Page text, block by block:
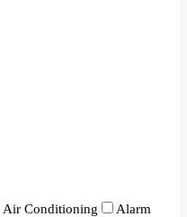
Air Conditioning
Alarm